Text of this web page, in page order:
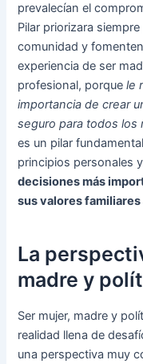
prevalecían el
Pilar priorizara
comunidad y
experiencia de ser
profesional, porquele
importancia de crear
seguro para todos los
es un pilar
principios personales
decisiones más
sus valores
La
madre y
Ser mujer, madre y
realidad llena de
una perspectiva muy